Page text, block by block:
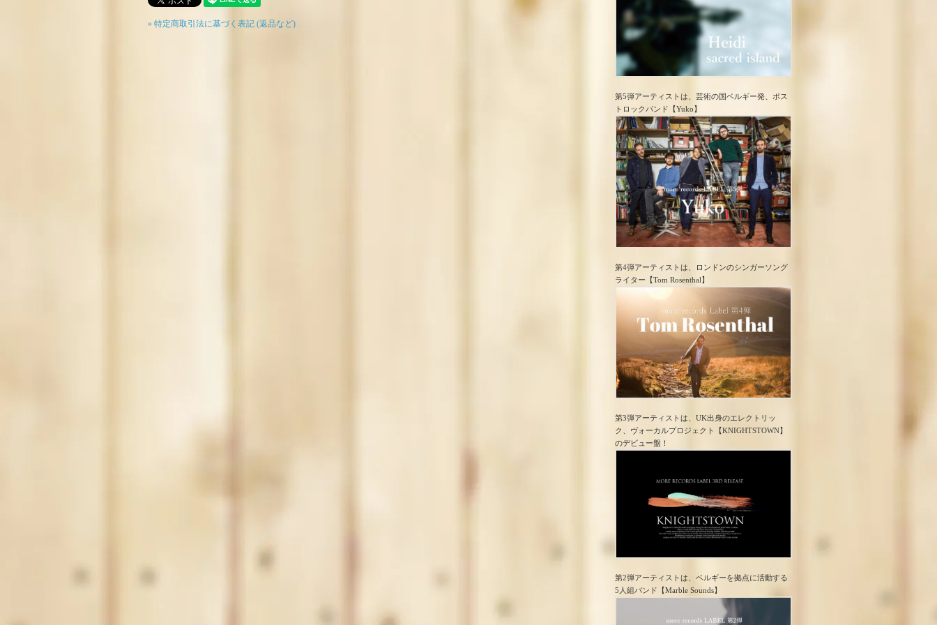
» 特定商取引法に基づく表記 (返品など)
第5弾アーティストは、芸術の国ベルギー発、ポス
トロック​バンド【Yuko】
第4弾アーティストは、ロンドンのシンガーソング
ライター【Tom Rosenthal】
第3弾アーティストは、UK出身のエレクトリッ
ク、ヴォーカルプロジェクト【KNIGHTSTOWN】
のデビュー盤！
第2弾アーティストは、ベルギーを拠点に活動する
5人組バンド【Marble Sounds】